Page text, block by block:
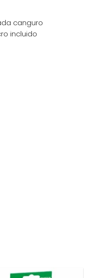
canguro
incluido